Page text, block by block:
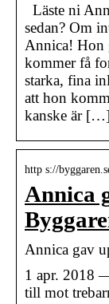
Läste ni
sedan? Om
Annica! Hon
kommer få
starka, fina
att hon
kanske är […]
http s://
Annica
Annica gav
1 apr. 2018
till mot